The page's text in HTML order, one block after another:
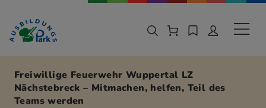
Zur Navigation springen
Zu den Hauptinhalten springen
Freiwillige Feuerwehr Wuppertal LZ
Nächstebreck – Mitmachen, helfen, Teil des
Teams werden